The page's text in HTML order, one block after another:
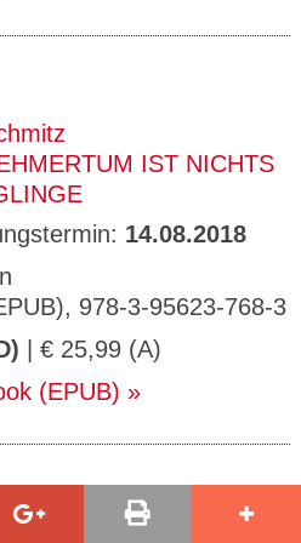
IST NICHTS
14.08.2018
978-3-95623-768-3
| € 25,99 (A)
(EPUB)